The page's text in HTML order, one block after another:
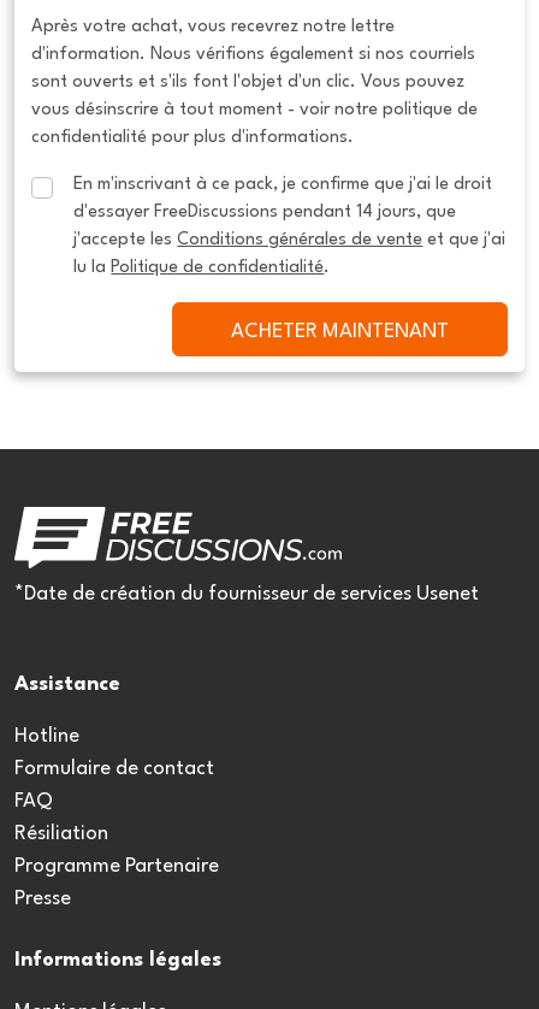
Après votre achat, vous recevrez notre lettre
d'information. Nous vérifions également si nos courriels
sont ouverts et s'ils font l'objet d'un clic. Vous pouvez
vous désinscrire à tout moment - voir notre politique de
confidentialité pour plus d'informations.
En m'inscrivant à ce pack, je confirme que j'ai le droit
d'essayer FreeDiscussions pendant 14 jours, que
j'accepte les Conditions générales de vente et que j'ai
lu la Politique de confidentialité.
ACHETER MAINTENANT
*Date de création du fournisseur de services Usenet
Assistance
Hotline
Formulaire de contact
FAQ
Résiliation
Programme Partenaire
Presse
Informations légales